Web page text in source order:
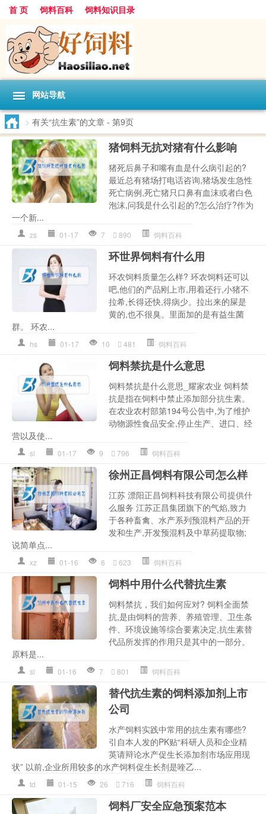
首 页 饲料百科 饲料知识目录
网站导航
> 有关“抗生素”的文章 - 第9页
猪饲料无抗对猪有什么影响
猪死后鼻子和嘴有血是什么病引起的?
最近总有猪场打电话咨询,猪场发生急性
死亡病例,死亡猪只口鼻有血沫或者白色
泡沫,问我是什么引起的?怎么治疗?作为
一个新...
zs 01-17 7 890 饲料百科
环世界饲料有什么用
环农饲料质量怎么样? 环农饲料还可以
吧,他们的产品刚上市,用着还行,小猪不
拉希,长得还快,得病少。拉出来的屎是
黄的,也不很臭。里面加的是有益生菌
群。 环农...
hs 01-17 10 481 饲料百科
饲料禁抗是什么意思
饲料禁抗是什么意思_耀家农业 饲料禁
抗是指在饲料中禁止添加部分抗生素。
在农业农村部第194号公告中,为了维护
动物源性食品安全,停止生产、进口、经
营以及使...
sl 01-17 9 796 饲料百科
徐州正昌饲料有限公司怎么样
江苏 漂阳正昌饲料科技有限公司提供什
么服务 江苏正昌集团旗下的气焰,致力
于各种畜禽、水产系列预混料产品的开
发和生产,开发预混料及中草药提取物;
说简单点...
xz 01-16 6 623 饲料百科
饲料中用什么代替抗生素
饲料禁抗，我们如何应对? 饲料全面禁
抗,是由饲料的营养、养殖管理、卫生条
件、环境设施等综合要素决定,抗生素替
代品所发挥的作用只是其中的一部分。
原料是...
sl 01-16 7 801 饲料百科
替代抗生素的饲料添加剂上市
公司
水产饲料实践中常用的抗生素有哪些?
引自本人发的PK贴“科研人员和企业精
英请辩论水产促生长添加剂市场应用现
状” 以前,企业所用较多的水产饲料促生长剂是喹乙...
td 01-15 26 716 饲料百科
饲料厂安全应急预案范本